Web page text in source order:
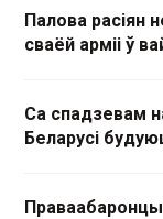
Палова расіян
сваёй арміі ў
Са спадзевам
Беларусі